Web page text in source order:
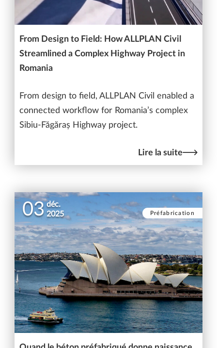
From Design to Field: How ALLPLAN Civil
Streamlined a Complex Highway Project in
Romania
From design to field, ALLPLAN Civil enabled a
connected workflow for Romania’s complex
Sibiu-Făgăraș Highway project.
Lire la suite
03 déc.
2025
Préfabrication